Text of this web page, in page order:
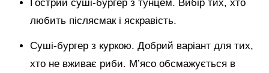
Гострий суші-бургер з тунцем. Вибір тих, хто
любить післясмак і яскравість.
Суші-бургер з куркою. Добрий варіант для тих,
хто не вживає риби. М’ясо обсмажується в